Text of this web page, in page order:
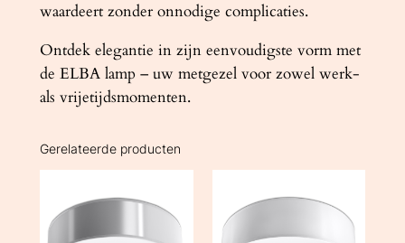
waardeert zonder onnodige complicaties.
Ontdek elegantie in zijn eenvoudigste vorm met
de ELBA lamp – uw metgezel voor zowel werk-
als vrijetijdsmomenten.
Gerelateerde producten